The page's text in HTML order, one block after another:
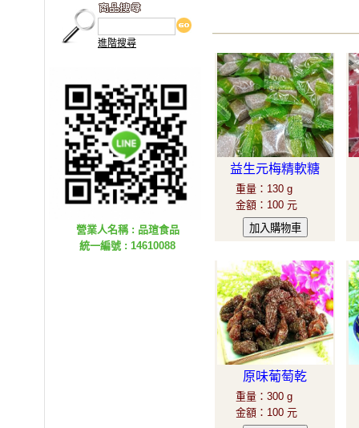
進階搜尋
營業人名稱 : 品瑄食品
統一編號 : 14610088
益生元梅精軟糖
重量： 130 g
金額： 100 元
原味葡萄乾
重量： 300 g
金額： 100 元